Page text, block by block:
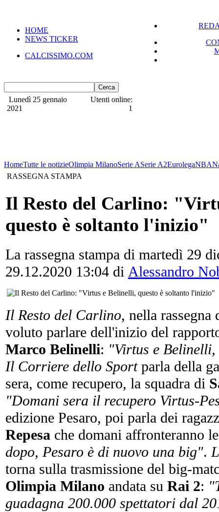
HOME
NEWS TICKER
CALCISSIMO.COM
Lunedì 25 gennaio
2021
Utenti online:
1
HomeTutte le notizieOlimpia MilanoSerie ASerie A2EurolegaNBA
RASSEGNA STAMPA
Il Resto del Carlino:
questo è soltanto l'inizio"
La rassegna stampa di martedì 29
29.12.2020 13:04 di Alessandro
Il Resto del Carlino, nella rassegna
voluto parlare dell'inizio del
Marco Belinelli: "Virtus e
Il Corriere dello Sportparla della
sera, come recupero, la squadra di
"Domani sera il recupero Virtus-
edizione Pesaro, poi parla dei
Repesa che domani affronteranno
dopo, Pesaro è di nuovo una big".
torna sulla trasmissione del big-
Olimpia Milano andata su Rai 2:
guadagna 200.000 spettatori dal